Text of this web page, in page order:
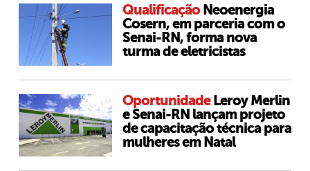
Qualificação Neoenergia
Cosern, em parceria com o
Senai-RN, forma nova
turma de eletricistas
Oportunidade Leroy Merlin
e Senai-RN lançam projeto
de capacitação técnica para
mulheres em Natal